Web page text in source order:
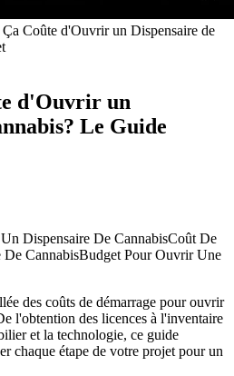
Coûte d'Ouvrir un Dispensaire de
d'Ouvrir un
Le Guide
Dispensaire De CannabisCoût De
De CannabisBudget Pour Ouvrir Une
des coûts de démarrage pour ouvrir
l'obtention des licences à l'inventaire
et la technologie, ce guide
chaque étape de votre projet pour un